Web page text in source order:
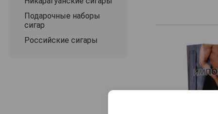
Подарочные наборы
сигар
Российские сигары